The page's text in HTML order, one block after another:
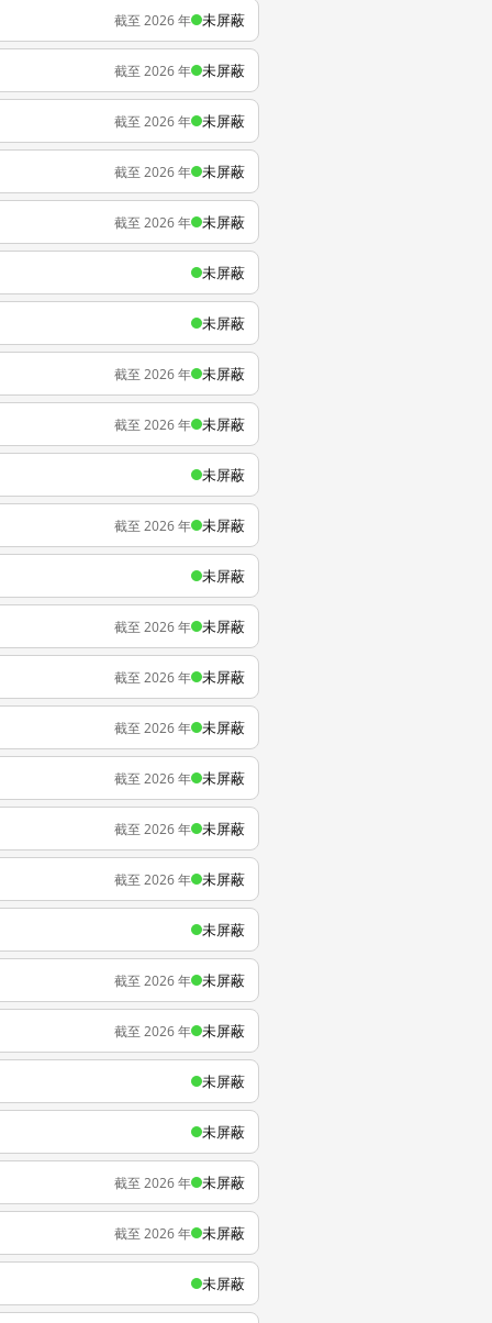
截至 2026 年 未屏蔽
截至 2026 年 未屏蔽
截至 2026 年 未屏蔽
截至 2026 年 未屏蔽
截至 2026 年 未屏蔽
未屏蔽
未屏蔽
截至 2026 年 未屏蔽
截至 2026 年 未屏蔽
未屏蔽
截至 2026 年 未屏蔽
未屏蔽
截至 2026 年 未屏蔽
截至 2026 年 未屏蔽
截至 2026 年 未屏蔽
截至 2026 年 未屏蔽
截至 2026 年 未屏蔽
截至 2026 年 未屏蔽
未屏蔽
截至 2026 年 未屏蔽
截至 2026 年 未屏蔽
未屏蔽
未屏蔽
截至 2026 年 未屏蔽
截至 2026 年 未屏蔽
未屏蔽